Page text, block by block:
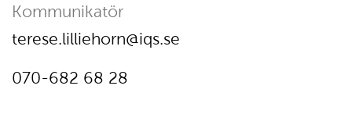
Kommunikatör
E-post:
terese.lilliehorn@iqs.se
Telefon:
Ring
070-682 68 28